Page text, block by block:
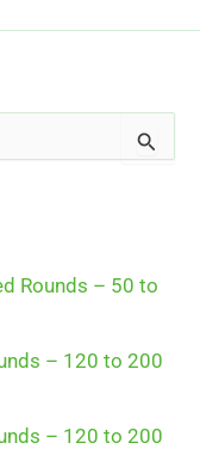
Rounds – 50 to
– 120 to 200
– 120 to 200